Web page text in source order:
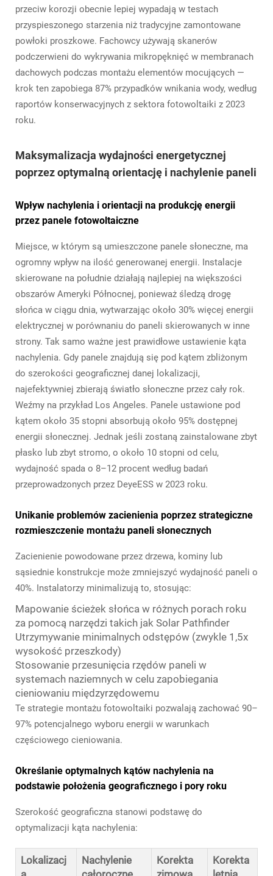
przeciw korozji obecnie lepiej wypadają w testach
przyspieszonego starzenia niż tradycyjne zamontowane
powłoki proszkowe. Fachowcy używają skanerów
podczerwieni do wykrywania mikropęknięć w membranach
dachowych podczas montażu elementów mocujących —
krok ten zapobiega 87% przypadków wnikania wody, według
raportów konserwacyjnych z sektora fotowoltaiki z 2023
roku.
Maksymalizacja wydajności energetycznej
poprzez optymalną orientację i nachylenie paneli
Wpływ nachylenia i orientacji na produkcję energii
przez panele fotowoltaiczne
Miejsce, w którym są umieszczone panele słoneczne, ma
ogromny wpływ na ilość generowanej energii. Instalacje
skierowane na południe działają najlepiej na większości
obszarów Ameryki Północnej, ponieważ śledzą drogę
słońca w ciągu dnia, wytwarzając około 30% więcej energii
elektrycznej w porównaniu do paneli skierowanych w inne
strony. Tak samo ważne jest prawidłowe ustawienie kąta
nachylenia. Gdy panele znajdują się pod kątem zbliżonym
do szerokości geograficznej danej lokalizacji,
najefektywniej zbierają światło słoneczne przez cały rok.
Weźmy na przykład Los Angeles. Panele ustawione pod
kątem około 35 stopni absorbują około 95% dostępnej
energii słonecznej. Jednak jeśli zostaną zainstalowane zbyt
płasko lub zbyt stromo, o około 10 stopni od celu,
wydajność spada o 8–12 procent według badań
przeprowadzonych przez DeyeESS w 2023 roku.
Unikanie problemów zacienienia poprzez strategiczne
rozmieszczenie montażu paneli słonecznych
Zacienienie powodowane przez drzewa, kominy lub
sąsiednie konstrukcje może zmniejszyć wydajność paneli o
40%. Instalatorzy minimalizują to, stosując:
Mapowanie ścieżek słońca w różnych porach roku
za pomocą narzędzi takich jak Solar Pathfinder
Utrzymywanie minimalnych odstępów (zwykle 1,5x
wysokość przeszkody)
Stosowanie przesunięcia rzędów paneli w
systemach naziemnych w celu zapobiegania
cieniowaniu międzyrzędowemu
Te strategie montażu fotowoltaiki pozwalają zachować 90–
97% potencjalnego wyboru energii w warunkach
częściowego cieniowania.
Określanie optymalnych kątów nachylenia na
podstawie położenia geograficznego i pory roku
Szerokość geograficzna stanowi podstawę do
optymalizacji kąta nachylenia:
Lokalizacj
Nachylenie
Korekta
Korekta